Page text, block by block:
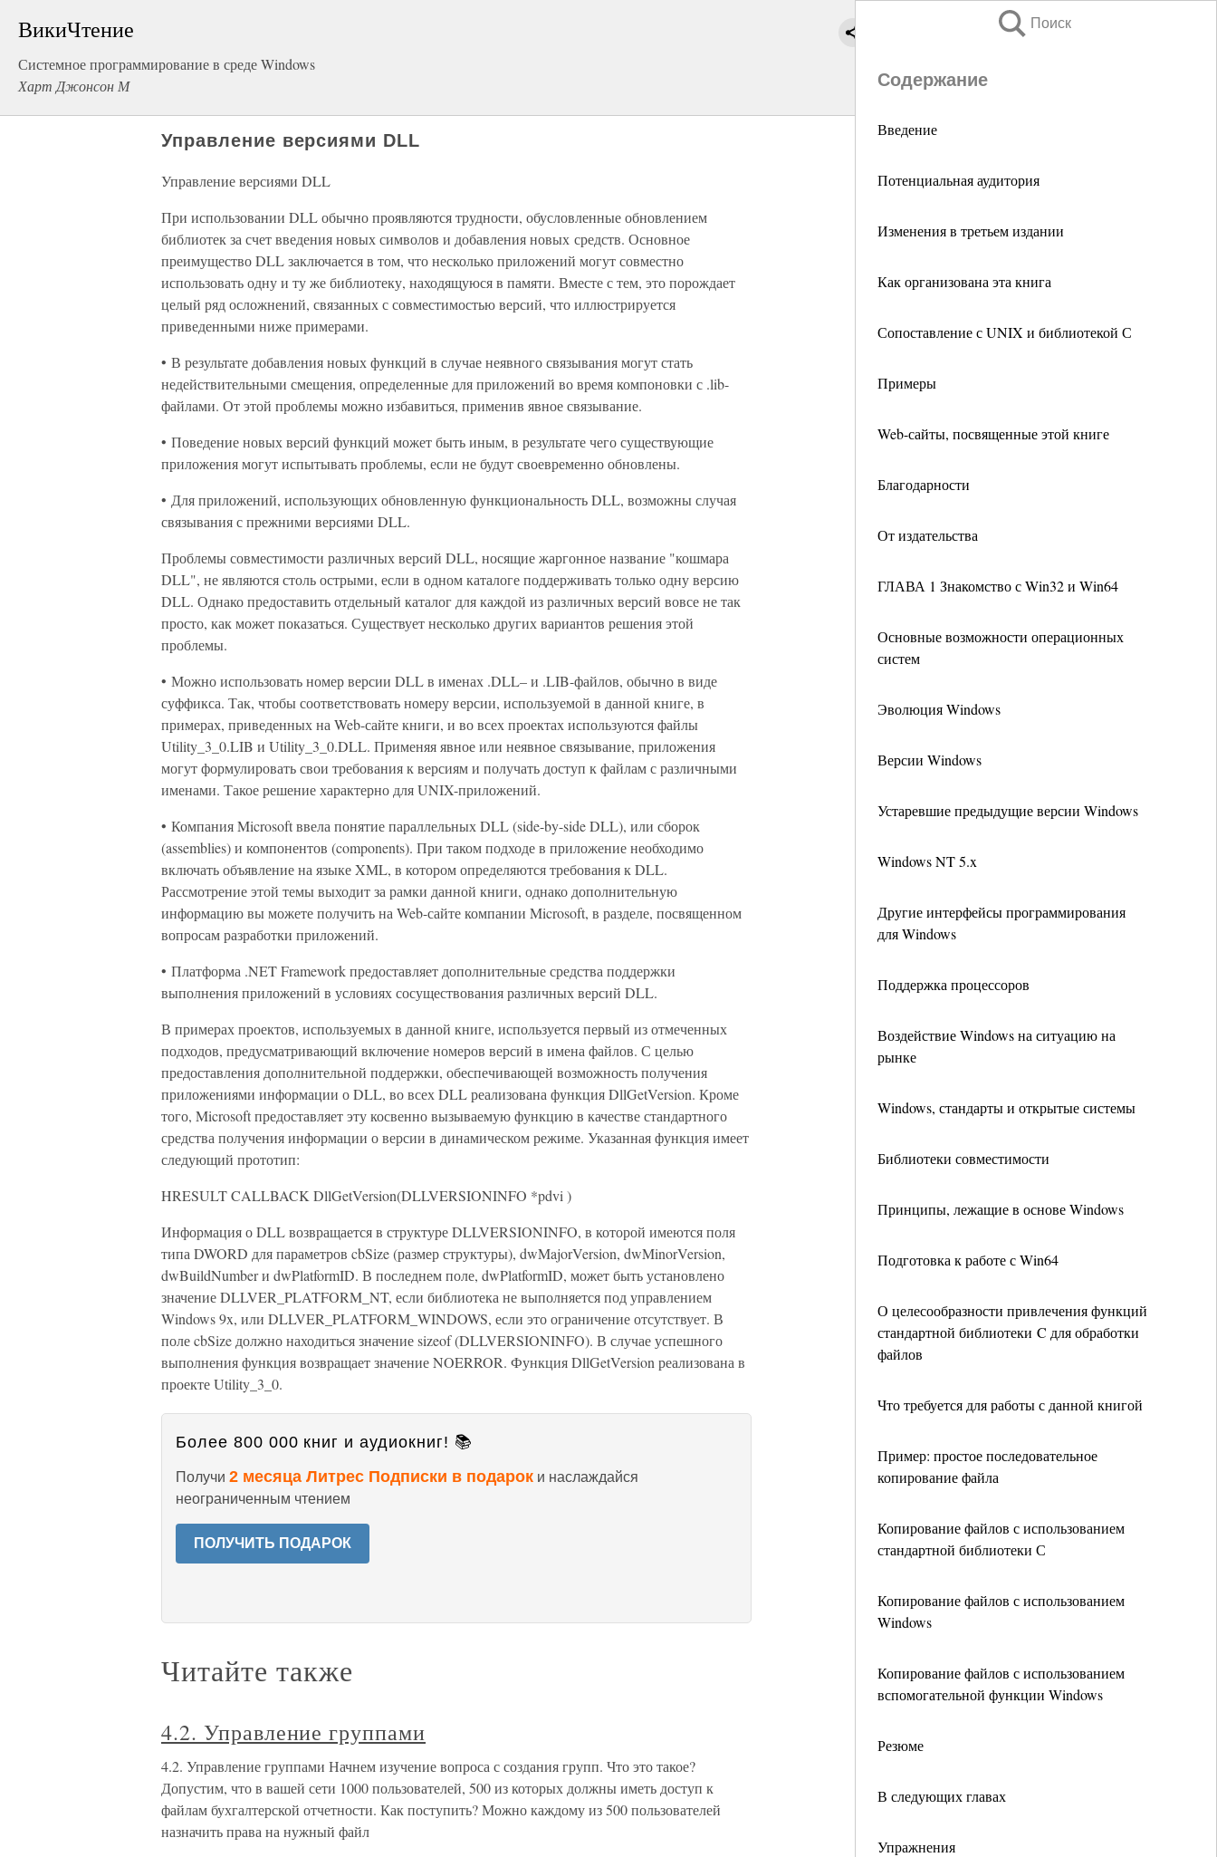
ВикиЧтение
Системное программирование в среде Windows
Харт Джонсон М
Поиск
Содержание
Введение
Потенциальная аудитория
Изменения в третьем издании
Как организована эта книга
Сопоставление с UNIX и библиотекой С
Примеры
Web-сайты, посвященные этой книге
Благодарности
От издательства
ГЛАВА 1 Знакомство с Win32 и Win64
Основные возможности операционных
систем
Эволюция Windows
Версии Windows
Устаревшие предыдущие версии Windows
Windows NT 5.x
Другие интерфейсы программирования
для Windows
Поддержка процессоров
Воздействие Windows на ситуацию на
рынке
Windows, стандарты и открытые системы
Библиотеки совместимости
Принципы, лежащие в основе Windows
Подготовка к работе с Win64
О целесообразности привлечения функций
стандартной библиотеки C для обработки
файлов
Что требуется для работы с данной книгой
Пример: простое последовательное
копирование файла
Копирование файлов с использованием
стандартной библиотеки С
Копирование файлов с использованием
Windows
Копирование файлов с использованием
вспомогательной функции Windows
Резюме
В следующих главах
Упражнения
Управление версиями DLL
Управление версиями DLL
При использовании DLL обычно проявляются трудности, обусловленные обновлением
библиотек за счет введения новых символов и добавления новых средств. Основное
преимущество DLL заключается в том, что несколько приложений могут совместно
использовать одну и ту же библиотеку, находящуюся в памяти. Вместе с тем, это порождает
целый ряд осложнений, связанных с совместимостью версий, что иллюстрируется
приведенными ниже примерами.
• В результате добавления новых функций в случае неявного связывания могут стать
недействительными смещения, определенные для приложений во время компоновки с .lib-
файлами. От этой проблемы можно избавиться, применив явное связывание.
• Поведение новых версий функций может быть иным, в результате чего существующие
приложения могут испытывать проблемы, если не будут своевременно обновлены.
• Для приложений, использующих обновленную функциональность DLL, возможны случая
связывания с прежними версиями DLL.
Проблемы совместимости различных версий DLL, носящие жаргонное название "кошмара
DLL", не являются столь острыми, если в одном каталоге поддерживать только одну версию
DLL. Однако предоставить отдельный каталог для каждой из различных версий вовсе не так
просто, как может показаться. Существует несколько других вариантов решения этой
проблемы.
• Можно использовать номер версии DLL в именах .DLL– и .LIB-файлов, обычно в виде
суффикса. Так, чтобы соответствовать номеру версии, используемой в данной книге, в
примерах, приведенных на Web-сайте книги, и во всех проектах используются файлы
Utility_3_0.LIB и Utility_3_0.DLL. Применяя явное или неявное связывание, приложения
могут формулировать свои требования к версиям и получать доступ к файлам с различными
именами. Такое решение характерно для UNIX-приложений.
• Компания Microsoft ввела понятие параллельных DLL (side-by-side DLL), или сборок
(assemblies) и компонентов (components). При таком подходе в приложение необходимо
включать объявление на языке XML, в котором определяются требования к DLL.
Рассмотрение этой темы выходит за рамки данной книги, однако дополнительную
информацию вы можете получить на Web-сайте компании Microsoft, в разделе, посвященном
вопросам разработки приложений.
• Платформа .NET Framework предоставляет дополнительные средства поддержки
выполнения приложений в условиях сосуществования различных версий DLL.
В примерах проектов, используемых в данной книге, используется первый из отмеченных
подходов, предусматривающий включение номеров версий в имена файлов. С целью
предоставления дополнительной поддержки, обеспечивающей возможность получения
приложениями информации о DLL, во всех DLL реализована функция DllGetVersion. Кроме
того, Microsoft предоставляет эту косвенно вызываемую функцию в качестве стандартного
средства получения информации о версии в динамическом режиме. Указанная функция имеет
следующий прототип:
HRESULT CALLBACK DllGetVersion(DLLVERSIONINFO *pdvi )
Информация о DLL возвращается в структуре DLLVERSIONINFO, в которой имеются поля
типа DWORD для параметров cbSize (размер структуры), dwMajorVersion, dwMinorVersion,
dwBuildNumber и dwPlatformID. В последнем поле, dwPlatformID, может быть установлено
значение DLLVER_PLATFORM_NT, если библиотека не выполняется под управлением
Windows 9x, или DLLVER_PLATFORM_WINDOWS, если это ограничение отсутствует. В
поле cbSize должно находиться значение sizeof (DLLVERSIONINFO). В случае успешного
выполнения функция возвращает значение NOERROR. Функция DllGetVersion реализована в
проекте Utility_3_0.
Более 800 000 книг и аудиокниг! 📚
Получи 2 месяца Литрес Подписки в подарок и наслаждайся
неограниченным чтением
ПОЛУЧИТЬ ПОДАРОК
Читайте также
4.2. Управление группами
4.2. Управление группами Начнем изучение вопроса с создания групп. Что это такое?
Допустим, что в вашей сети 1000 пользователей, 500 из которых должны иметь доступ к
файлам бухгалтерской отчетности. Как поступить? Можно каждому из 500 пользователей
назначить права на нужный файл